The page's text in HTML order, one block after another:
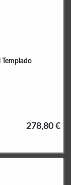
278,80 €